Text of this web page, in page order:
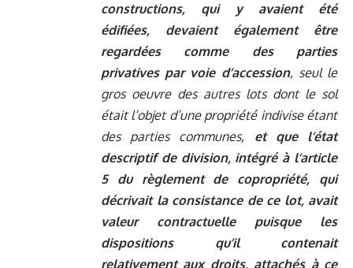
constructions, qui y avaient été
édifiées, devaient également être
regardées comme des parties
privatives par voie d’accession, seul le
gros oeuvre des autres lots dont le sol
était l’objet d’une propriété indivise étant
des parties communes, et que l’état
descriptif de division, intégré à l’article
5 du règlement de copropriété, qui
décrivait la consistance de ce lot, avait
valeur contractuelle puisque les
dispositions qu’il contenait
relativement aux droits, attachés à ce